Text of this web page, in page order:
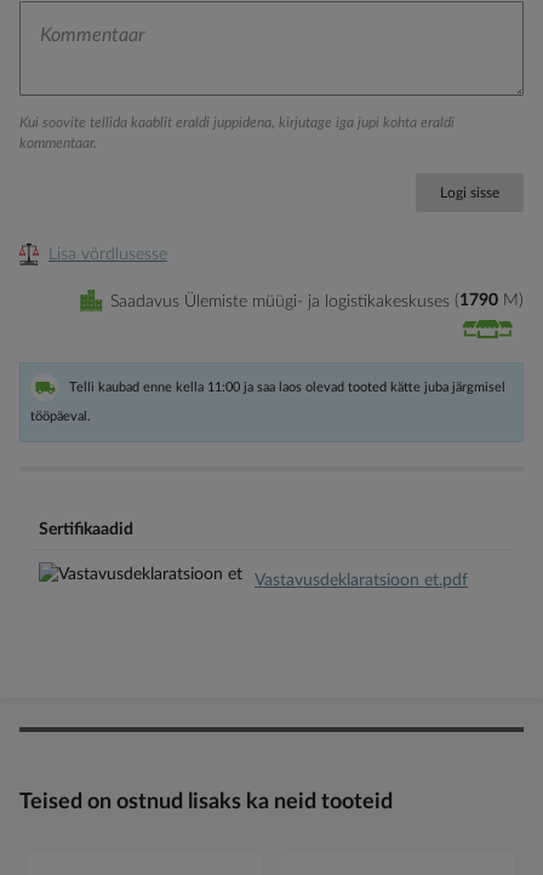
Kui soovite tellida kaablit eraldi juppidena, kirjutage iga jupi kohta eraldi
kommentaar.
Logi sisse
Lisa võrdlusesse
Saadavus Ülemiste müügi- ja logistikakeskuses 1790 M
Telli kaubad enne kella 11:00 ja saa laos olevad tooted kätte juba järgmisel
tööpäeval.
Sertifikaadid
Vastavusdeklaratsioon et.pdf
Teised on ostnud lisaks ka neid tooteid